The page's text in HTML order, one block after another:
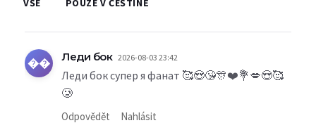
VŠE POUZE V ČEŠTINĚ
�� Леди бок 2026-08-03 23:42
Леди бок супер я фанат 🥰😍😘🎊❤️💐💋😍🥰
🥲
Odpovědět Nahlásit